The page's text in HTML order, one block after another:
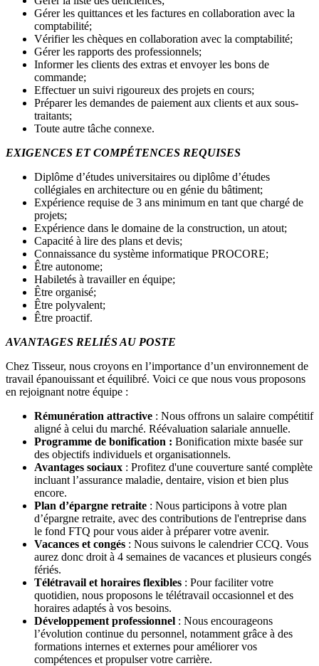
Gérer les quittances et les factures en collaboration avec la
comptabilité;
Vérifier les chèques en collaboration avec la comptabilité;
Gérer les rapports des professionnels;
Informer les clients des extras et envoyer les bons de
commande;
Effectuer un suivi rigoureux des projets en cours;
Préparer les demandes de paiement aux clients et aux sous-
traitants;
Toute autre tâche connexe.
EXIGENCES ET COMPÉTENCES REQUISES
Diplôme d’études universitaires ou diplôme d’études
collégiales en architecture ou en génie du bâtiment;
Expérience requise de 3 ans minimum en tant que chargé de
projets;
Expérience dans le domaine de la construction, un atout;
Capacité à lire des plans et devis;
Connaissance du système informatique PROCORE;
Être autonome;
Habiletés à travailler en équipe;
Être organisé;
Être polyvalent;
Être proactif.
AVANTAGES RELIÉS AU POSTE
Chez Tisseur, nous croyons en l’importance d’un environnement de
travail épanouissant et équilibré. Voici ce que nous vous proposons
en rejoignant notre équipe :
Rémunération attractive : Nous offrons un salaire compétitif
aligné à celui du marché. Réévaluation salariale annuelle.
Programme de bonification : Bonification mixte basée sur
des objectifs individuels et organisationnels.
Avantages sociaux : Profitez d'une couverture santé complète
incluant l’assurance maladie, dentaire, vision et bien plus
encore.
Plan d’épargne retraite : Nous participons à votre plan
d’épargne retraite, avec des contributions de l'entreprise dans
le fond FTQ pour vous aider à préparer votre avenir.
Vacances et congés : Nous suivons le calendrier CCQ. Vous
aurez donc droit à 4 semaines de vacances et plusieurs congés
fériés.
Télétravail et horaires flexibles : Pour faciliter votre
quotidien, nous proposons le télétravail occasionnel et des
horaires adaptés à vos besoins.
Développement professionnel : Nous encourageons
l’évolution continue du personnel, notamment grâce à des
formations internes et externes pour améliorer vos
compétences et propulser votre carrière.